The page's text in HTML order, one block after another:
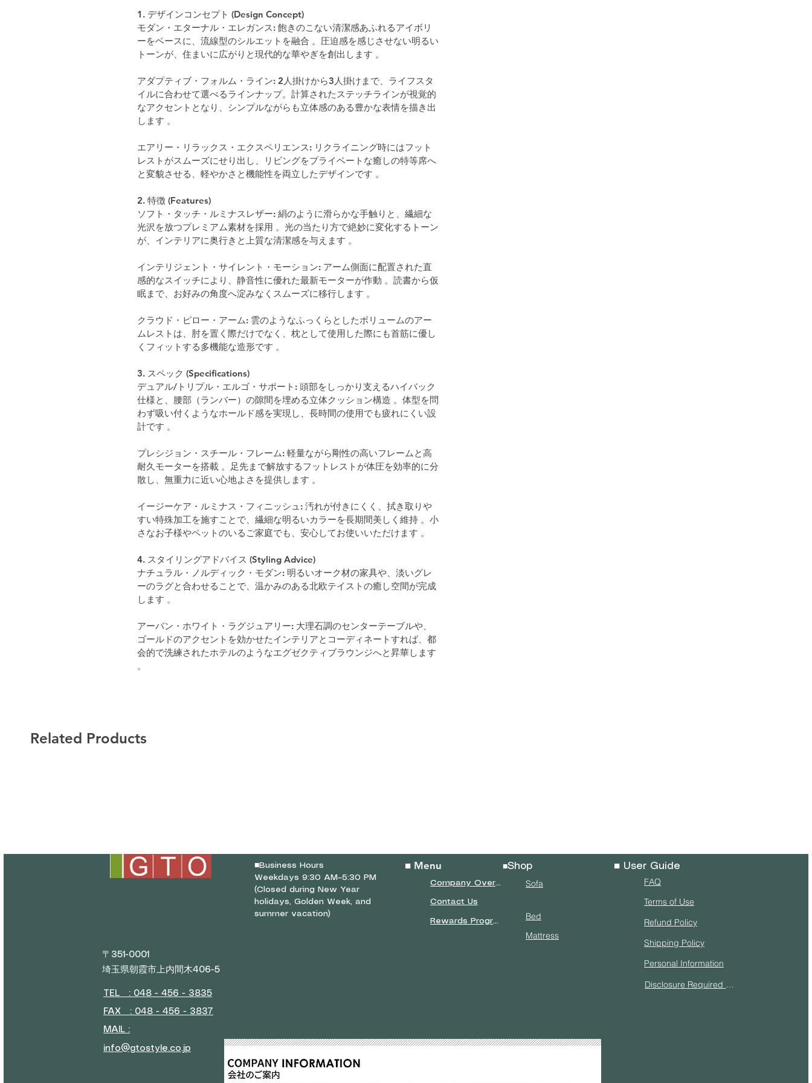
1. デザインコンセプト (Design Concept)
モダン・エターナル・エレガンス: 飽きのこない清潔感あふれるアイボリ
ーをベースに、流線型のシルエットを融合 。圧迫感を感じさせない明るい
トーンが、住まいに広がりと現代的な華やぎを創出します 。
アダプティブ・フォルム・ライン: 2人掛けから3人掛けまで、ライフスタ
イルに合わせて選べるラインナップ。計算されたステッチラインが視覚的
なアクセントとなり、シンプルながらも立体感のある豊かな表情を描き出
します 。
エアリー・リラックス・エクスペリエンス: リクライニング時にはフット
レストがスムーズにせり出し、リビングをプライベートな癒しの特等席へ
と変貌させる、軽やかさと機能性を両立したデザインです 。
2. 特徴 (Features)
ソフト・タッチ・ルミナスレザー: 絹のように滑らかな手触りと、繊細な
光沢を放つプレミアム素材を採用 。光の当たり方で絶妙に変化するトーン
が、インテリアに奥行きと上質な清潔感を与えます 。
インテリジェント・サイレント・モーション: アーム側面に配置された直
感的なスイッチにより、静音性に優れた最新モーターが作動 。読書から仮
眠まで、お好みの角度へ淀みなくスムーズに移行します 。
クラウド・ピロー・アーム: 雲のようなふっくらとしたボリュームのアー
ムレストは、肘を置く際だけでなく、枕として使用した際にも首筋に優し
くフィットする多機能な造形です 。
3. スペック (Specifications)
デュアル/トリプル・エルゴ・サポート: 頭部をしっかり支えるハイバック
仕様と、腰部（ランバー）の隙間を埋める立体クッション構造 。体型を問
わず吸い付くようなホールド感を実現し、長時間の使用でも疲れにくい設
計です 。
プレシジョン・スチール・フレーム: 軽量ながら剛性の高いフレームと高
耐久モーターを搭載 。足先まで解放するフットレストが体圧を効率的に分
散し、無重力に近い心地よさを提供します 。
イージーケア・ルミナス・フィニッシュ: 汚れが付きにくく、拭き取りや
すい特殊加工を施すことで、繊細な明るいカラーを長期間美しく維持 。小
さなお子様やペットのいるご家庭でも、安心してお使いいただけます 。
4. スタイリングアドバイス (Styling Advice)
ナチュラル・ノルディック・モダン: 明るいオーク材の家具や、淡いグレ
ーのラグと合わせることで、温かみのある北欧テイストの癒し空間が完成
します 。
アーバン・ホワイト・ラグジュアリー: 大理石調のセンターテーブルや、
ゴールドのアクセントを効かせたインテリアとコーディネートすれば、都
会的で洗練されたホテルのようなエグゼクティブラウンジへと昇華します
。
Related Products
■Business Hours
Weekdays 9:30 AM–5:30 PM
(Closed during New Year
holidays, Golden Week, and
summer vacation)
■ Menu
Company Overview
Contact Us
Rewards Program
■Shop
Sofa
Bed
Mattress
〒351-0001
埼玉県朝霞市上内間木406-5
TEL : 048 - 456 - 3835​
FAX : 048 - 456 - 3837
MAIL :
info@gtostyle.co.jp
■ User Guide
FAQ
Terms of Use
Refund Policy
Shipping Policy
Personal Information
Disclosure Required Under the Specified Commercial Transactions Act